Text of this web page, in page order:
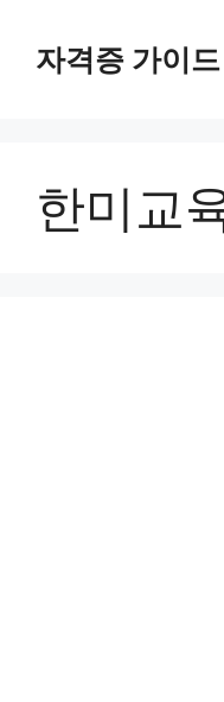
content자격증 가이드
한미교